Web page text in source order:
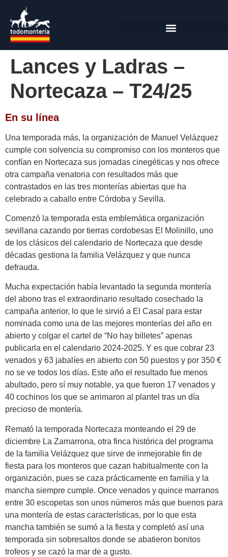
Lances y Ladras –
Nortecaza – T24/25
En su línea
Una temporada más, la organización de Manuel Velázquez
cumple con solvencia su compromiso con los monteros que
confían en Nortecaza sus jornadas cinegéticas y nos ofrece
otra campaña venatoria con resultados más que
contrastados en las tres monterías abiertas que ha
celebrado a caballo entre Córdoba y Sevilla.
Comenzó la temporada esta emblemática organización
sevillana cazando por tierras cordobesas El Molinillo, uno
de los clásicos del calendario de Nortecaza que desde
décadas gestiona la familia Velázquez y que nunca
defrauda.
Mucha expectación había levantado la segunda montería
del abono tras el extraordinario resultado cosechado la
campaña anterior, lo que le sirvió a El Casal para estar
nominada como una de las mejores monterías del año en
abierto y colgar el cartel de “No hay billetes” apenas
publicarla en el calendario 2024-2025. Y es que cobrar 23
venados y 63 jabalíes en abierto con 50 puestos y por 350 €
no se ve todos los días. Este año el resultado fue menos
abultado, pero sí muy notable, ya que fueron 17 venados y
40 cochinos los que se arrimaron al plantel tras un día
precioso de montería.
Remató la temporada Nortecaza monteando el 29 de
diciembre La Zamarrona, otra finca histórica del programa
de la familia Velázquez que sirve de inmejorable fin de
fiesta para los monteros que cazan habitualmente con la
organización, pues se caza prácticamente en familia y la
mancha siempre cumple. Once venados y quince marranos
entre 30 escopetas son unos números más que buenos para
una montería de estas características, por lo que esta
mancha también se sumó a la fiesta y completó así una
temporada sin sobresaltos donde se abatieron bonitos
trofeos y se cazó la mar de a gusto.